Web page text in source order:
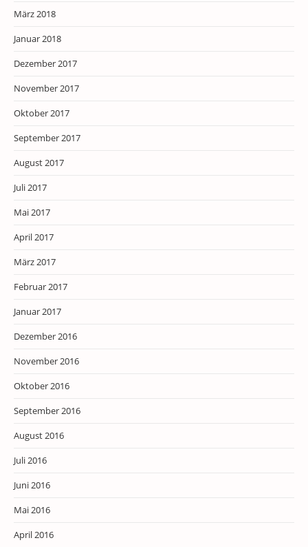
März 2018
Januar 2018
Dezember 2017
November 2017
Oktober 2017
September 2017
August 2017
Juli 2017
Mai 2017
April 2017
März 2017
Februar 2017
Januar 2017
Dezember 2016
November 2016
Oktober 2016
September 2016
August 2016
Juli 2016
Juni 2016
Mai 2016
April 2016